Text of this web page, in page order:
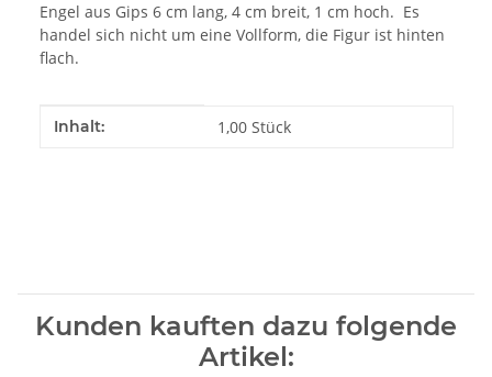
Engel aus Gips 6 cm lang, 4 cm breit, 1 cm hoch. Es
handel sich nicht um eine Vollform, die Figur ist hinten
flach.
Produkteigenschaft
Wert
Inhalt: 1,00 Stück
Kunden kauften dazu folgende
Artikel: